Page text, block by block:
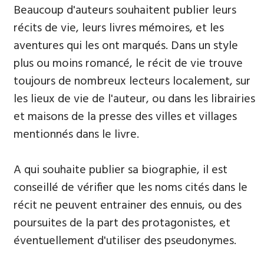
Beaucoup d'auteurs souhaitent publier leurs
récits de vie, leurs livres mémoires, et les
aventures qui les ont marqués. Dans un style
plus ou moins romancé, le récit de vie trouve
toujours de nombreux lecteurs localement, sur
les lieux de vie de l'auteur, ou dans les librairies
et maisons de la presse des villes et villages
mentionnés dans le livre.
A qui souhaite publier sa biographie, il est
conseillé de vérifier que les noms cités dans le
récit ne peuvent entrainer des ennuis, ou des
poursuites de la part des protagonistes, et
éventuellement d'utiliser des pseudonymes.